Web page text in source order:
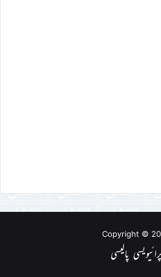
Copyright ©
پرائیویسی پالیسی